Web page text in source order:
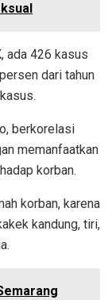
ada 426 kasus
dari tahun
berkorelasi
memanfaatkan
korban.
korban, karena
kandung, tiri,